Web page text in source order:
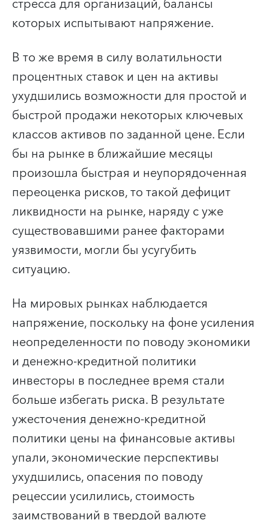
которых испытывают напряжение.
В то же время в силу волатильности
процентных ставок и цен на активы
ухудшились возможности для простой и
быстрой продажи некоторых ключевых
классов активов по заданной цене. Если
бы на рынке в ближайшие месяцы
произошла быстрая и неупорядоченная
переоценка рисков, то такой дефицит
ликвидности на рынке, наряду с уже
существовавшими ранее факторами
уязвимости, могли бы усугубить
ситуацию.
На мировых рынках наблюдается
напряжение, поскольку на фоне усиления
неопределенности по поводу экономики
и денежно-кредитной политики
инвесторы в последнее время стали
больше избегать риска. В результате
ужесточения денежно-кредитной
политики цены на финансовые активы
упали, экономические перспективы
ухудшились, опасения по поводу
рецессии усилились, стоимость
заимствований в твердой валюте